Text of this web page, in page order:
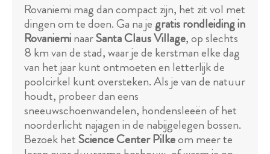
Rovaniemi mag dan compact zijn, het zit vol met
dingen om te doen. Ga na jegratis rondleiding in
RovanieminaarSanta Claus Village, op slechts
8 km van de stad, waar je de kerstman elke dag
van het jaar kunt ontmoeten en letterlijk de
poolcirkel kunt oversteken. Als je van de natuur
houdt, probeer dan eens
sneeuwschoenwandelen, hondensleeën of het
noorderlicht najagen in de nabijgelegen bossen.
Bezoek hetScience Center Pilkeom meer te